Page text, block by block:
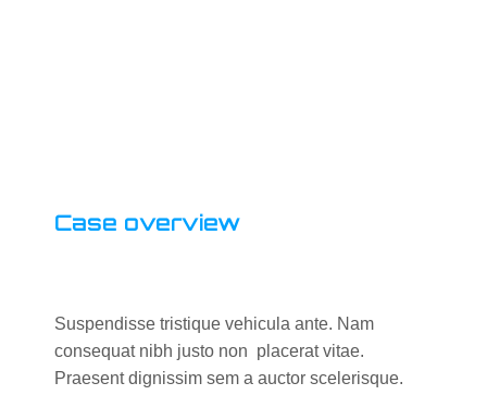
Case overview
Suspendisse tristique vehicula ante. Nam
consequat nibh justo non placerat vitae.
Praesent dignissim sem a auctor scelerisque.